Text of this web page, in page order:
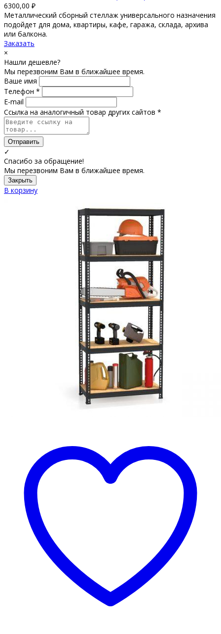
6300,00 ₽
Металлический сборный стеллаж универсального назначения
подойдет для дома, квартиры, кафе, гаража, склада, архива
или балкона.
Заказать
×
Нашли дешевле?
Мы перезвоним Вам в ближайшее время.
Ваше имя
Телефон *
E-mail
Ссылка на аналогичный товар других сайтов *
Отправить
✓
Спасибо за обращение!
Мы перезвоним Вам в ближайшее время.
Закрыть
В корзину